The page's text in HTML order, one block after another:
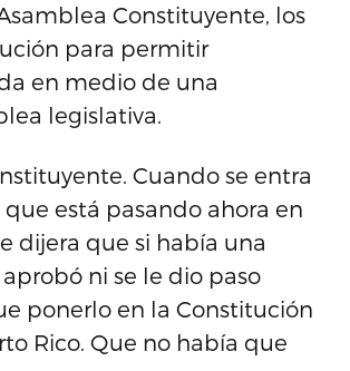
Constituyente, los
para permitir
en medio de una
legislativa.
Cuando se entra
está pasando ahora en
dijera que si había una
ni se le dio paso
ponerlo en la Constitución
Rico. Que no había que